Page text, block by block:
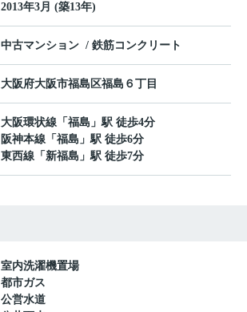
2013年3月 (築13年)
中古マンション / 鉄筋コンクリート
大阪府大阪市福島区福島 ６丁目
大阪環状線 「 福島 」駅 徒歩4分
阪神本線 「 福島 」駅 徒歩6分
東西線 「 新福島 」駅 徒歩7分
室内洗濯機置場
都市ガス
公営水道